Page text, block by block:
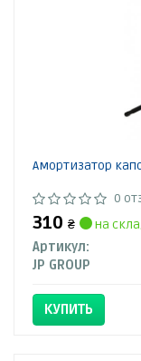
Амортизатор
0
310 ₴
на
Артикул:
JP GROUP
КУПИТЬ